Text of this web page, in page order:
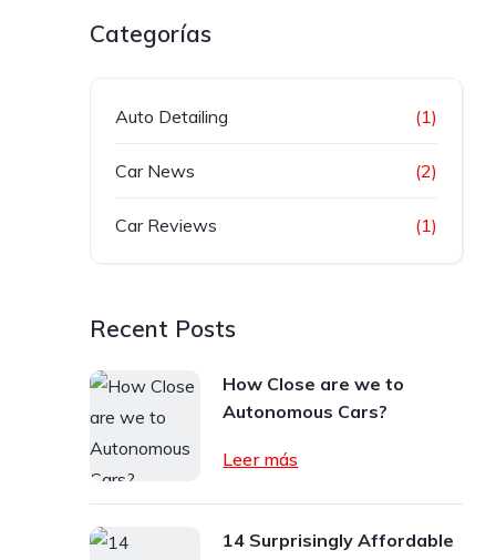
Categorías
Auto Detailing (1)
Car News (2)
Car Reviews (1)
Recent Posts
How Close are we to
Autonomous Cars?
Leer más
14 Surprisingly Affordable